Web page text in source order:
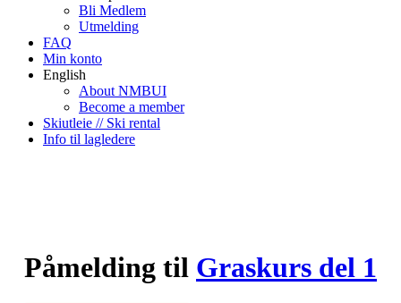
Bli Medlem
Utmelding
FAQ
Min konto
English
About NMBUI
Become a member
Skiutleie // Ski rental
Info til lagledere
Påmelding til Graskurs del 1